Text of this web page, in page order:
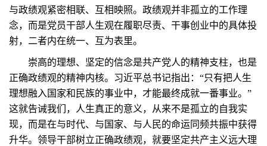
与政绩观紧密相联、互相映照。政绩观并非孤立的工作理
念，而是党员干部人生观在履职尽责、干事创业中的具体投
射，二者内在统一、互为表里。
崇高的理想、坚定的信念是共产党人的精神支柱，也是
正确政绩观的精神内核。习近平总书记指出：“只有把人生
理想融入国家和民族的事业中，才能最终成就一番事业。”
这就告诫我们，人生真正的意义，从来不是孤立的自我实
现，而是在与时代、与国家、与人民的命运同频共振中获得
升华。领导干部树立正确政绩观，就要坚定共产主义远大理